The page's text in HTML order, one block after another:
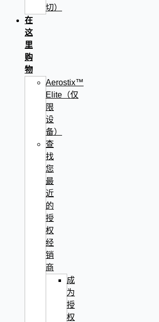
切）
在
这
里
购
物
Aerostix™
Elite（仅
限
设
备）
查
找
您
最
近
的
授
权
经
销
商
成
为
授
权